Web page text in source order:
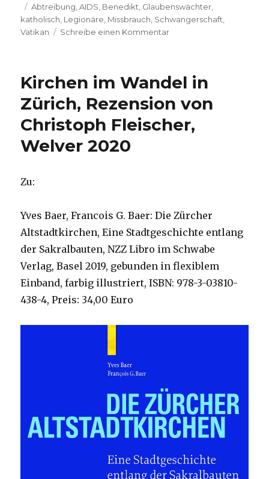
am
Schlagwörter
Abtreibung,AIDS, Benedikt, Glaubenswächter,
katholisch, Legionäre, Missbrauch, Schwangerschaft,
Vatikan
Schreibe einen Kommentarzu
geschlossen,
von
Christoph
Fleischer,
Kirchen im Wandel in
Zürich, Rezension von
Christoph Fleischer,
Welver 2020
Zu:
Yves Baer, Francois G. Baer: Die Zürcher
Altstadtkirchen, Eine Stadtgeschichte entlang
der Sakralbauten, NZZ Libro im Schwabe
Verlag, Basel 2019, gebunden in flexiblem
Einband, farbig illustriert, ISBN: 978-3-03810-
438-4, Preis: 34,00 Euro